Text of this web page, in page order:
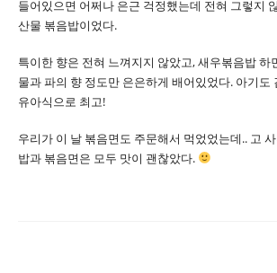
들어있으면 어쩌나 은근 걱정했는데 전혀 그렇지
산물 볶음밥이었다.
특이한 향은 전혀 느껴지지 않았고, 새우볶음밥 하
물과 파의 향 정도만 은은하게 배어있었다. 아기도
유아식으로 최고!
우리가 이 날 볶음면도 주문해서 먹었었는데.. 고
밥과 볶음면은 모두 맛이 괜찮았다.